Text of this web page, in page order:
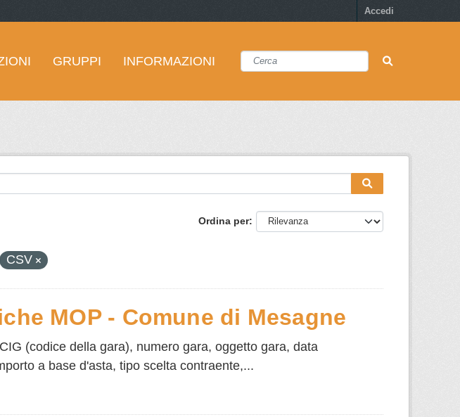
Accedi
GRUPPI INFORMAZIONI
Ordina per
CSV
MOP - Comune di Mesagne
(codice della gara), numero gara, oggetto gara, data
a base d'asta, tipo scelta contraente,...